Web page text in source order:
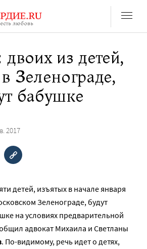
из детей,
Зеленограде,
бабушке
2017
детей, изъятых в начале января
Зеленограде, будут
на условиях предварительной
адвокат Михаила и Светланы
. По-видимому, речь идет о детях,